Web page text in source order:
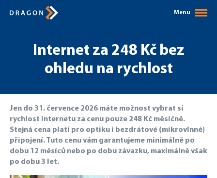
Menu
Internet za 248 Kč bez
ohledu na rychlost
Jen do 31. července 2026 máte možnost vybrat si
rychlost internetu za cenu pouze 248 Kč měsíčně.
Stejná cena platí pro optiku i bezdrátové (mikrovlnné)
připojení. Tuto cenu vám garantujeme minimálně po
dobu 12 měsíců nebo po dobu závazku, maximálně však
po dobu 3 let.